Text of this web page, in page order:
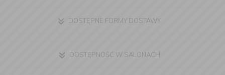
DOSTĘPNE FORMY DOSTAWY
DOSTĘPNOŚĆ W SALONACH